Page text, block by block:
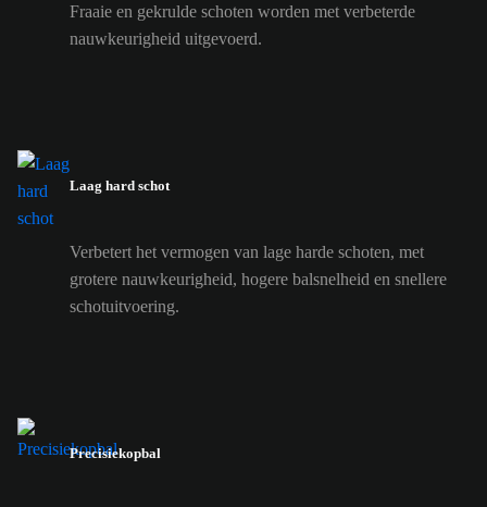
Fraaie en gekrulde schoten worden met verbeterde
nauwkeurigheid uitgevoerd.
Laag hard schot
Verbetert het vermogen van lage harde schoten, met
grotere nauwkeurigheid, hogere balsnelheid en snellere
schotuitvoering.
Precisiekopbal